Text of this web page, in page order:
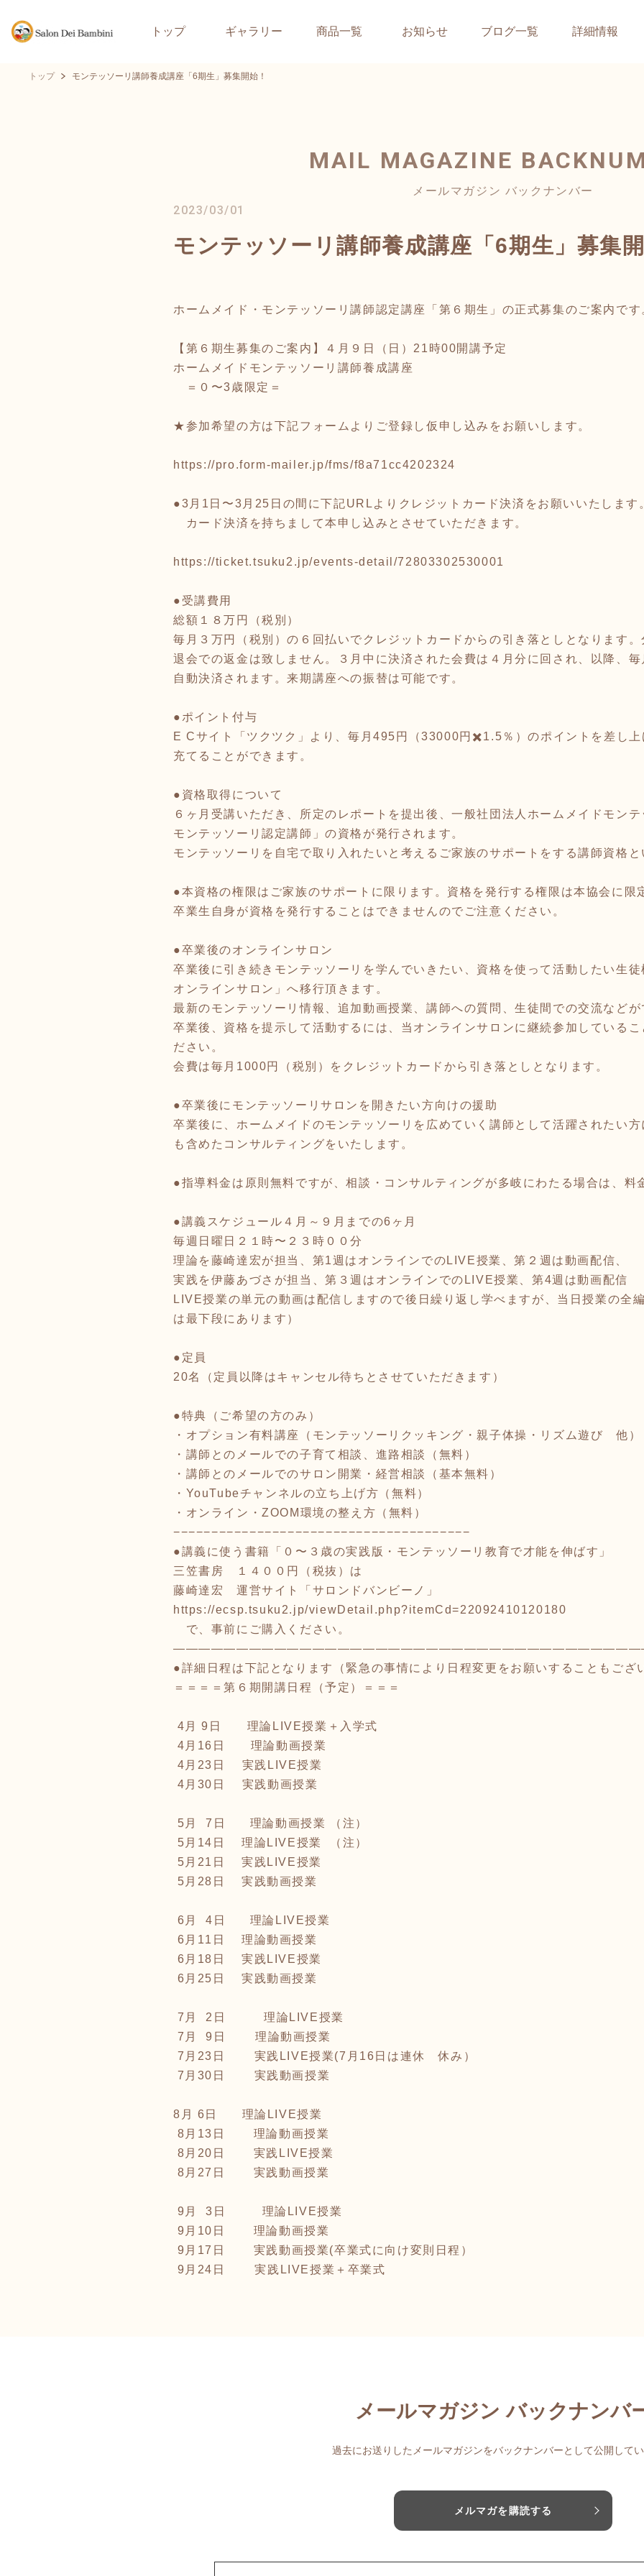
トップ ギャラリー 商品一覧 お知らせ ブログ一覧 詳細情報
トップ モンテッソーリ講師養成講座「6期生」募集開始！
MAIL MAGAZINE
メールマガジン バックナンバー
2023/03/01
モンテッソーリ講師養成講座「6期生」募集開
ホームメイド・モンテッソーリ講師認定講座「第６期生」の正式募集のご案内です
【第６期生募集のご案内】４月９日（日）21時00開講予定
ホームメイドモンテッソーリ講師養成講座
＝０〜3歳限定＝
★参加希望の方は下記フォームよりご登録し仮申し込みをお願いします。
https://pro.form-mailer.jp/fms/f8a71cc4202324
●3月1日〜3月25日の間に下記URLよりクレジットカード決済をお願いいたします
カード決済を持ちまして本申し込みとさせていただきます。
https://ticket.tsuku2.jp/events-detail/72803302530001
●受講費用
総額１８万円（税別）
毎月３万円（税別）の６回払いでクレジットカードからの引き落としとなります
退会での返金は致しません。３月中に決済された会費は４月分に回され、以降、
自動決済されます。来期講座への振替は可能です。
●ポイント付与
E Cサイト「ツクツク」より、毎月495円（33000円✖️1.5％）のポイントを差し上
充てることができます。
●資格取得について
６ヶ月受講いただき、所定のレポートを提出後、一般社団法人ホームメイドモン
モンテッソーリ認定講師」の資格が発行されます。
モンテッソーリを自宅で取り入れたいと考えるご家族のサポートをする講師資格と
●本資格の権限はご家族のサポートに限ります。資格を発行する権限は本協会に限
卒業生自身が資格を発行することはできませんのでご注意ください。
●卒業後のオンラインサロン
卒業後に引き続きモンテッソーリを学んでいきたい、資格を使って活動したい生
オンラインサロン」へ移行頂きます。
最新のモンテッソーリ情報、追加動画授業、講師への質問、生徒間での交流などが
卒業後、資格を提示して活動するには、当オンラインサロンに継続参加している
ださい。
会費は毎月1000円（税別）をクレジットカードから引き落としとなります。
●卒業後にモンテッソーリサロンを開きたい方向けの援助
卒業後に、ホームメイドのモンテッソーリを広めていく講師として活躍されたい
も含めたコンサルティングをいたします。
●指導料金は原則無料ですが、相談・コンサルティングが多岐にわたる場合は、料
●講義スケジュール４月～９月までの6ヶ月
毎週日曜日２１時〜２３時００分
理論を藤崎達宏が担当、第1週はオンラインでのLIVE授業、第２週は動画配信、
実践を伊藤あづさが担当、第３週はオンラインでのLIVE授業、第4週は動画配信
LIVE授業の単元の動画は配信しますので後日繰り返し学べますが、当日授業の全
は最下段にあります）
●定員
20名（定員以降はキャンセル待ちとさせていただきます）
●特典（ご希望の方のみ）
・オプション有料講座（モンテッソーリクッキング・親子体操・リズム遊び 他）
・講師とのメールでの子育て相談、進路相談（無料）
・講師とのメールでのサロン開業・経営相談（基本無料）
・YouTubeチャンネルの立ち上げ方（無料）
・オンライン・ZOOM環境の整え方（無料）
−−−−−−−−−−−−−−−−−−−−−−−−−−−−−−−−−−−−−−−
●講義に使う書籍「０〜３歳の実践版・モンテッソーリ教育で才能を伸ばす」
三笠書房 １４００円（税抜）は
藤崎達宏 運営サイト「サロンドバンビーノ」
https://ecsp.tsuku2.jp/viewDetail.php?itemCd=22092410120180
で、事前にご購入ください。
●詳細日程は下記となります（緊急の事情により日程変更をお願いすることもござ
＝＝＝＝第６期開講日程（予定）＝＝＝
4月 9日 理論LIVE授業＋入学式
4月16日 理論動画授業
4月23日 実践LIVE授業
4月30日 実践動画授業
5月 7日 理論動画授業 （注）
5月14日 理論LIVE授業 （注）
5月21日 実践LIVE授業
5月28日 実践動画授業
6月 4日 理論LIVE授業
6月11日 理論動画授業
6月18日 実践LIVE授業
6月25日 実践動画授業
7月 2日 理論LIVE授業
7月 9日 理論動画授業
7月23日 実践LIVE授業(7月16日は連休 休み）
7月30日 実践動画授業
8月 6日 理論LIVE授業
8月13日 理論動画授業
8月20日 実践LIVE授業
8月27日 実践動画授業
9月 3日 理論LIVE授業
9月10日 理論動画授業
9月17日 実践動画授業(卒業式に向け変則日程）
9月24日 実践LIVE授業＋卒業式
メールマガジン バックナンバ
過去にお送りしたメールマガジンをバックナンバーとして公開してい
メルマガを購読する